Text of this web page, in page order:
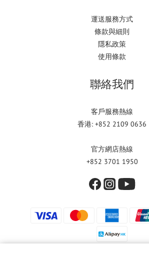
運送服務方式
條款與細則
隱私政策
使用條款
聯絡我們
客戶服務熱線
香港: +852 2109 0636
官方網店熱線
+852 3701 1950